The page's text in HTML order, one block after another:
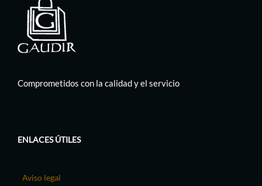
Comprometidos con la calidad y el servicio
ENLACES ÚTILES
Aviso legal